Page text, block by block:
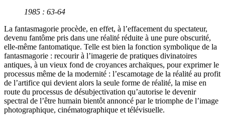
1985 : 63-64
La fantasmagorie procède, en effet, à l’effacement du spectateur,
devenu fantôme pris dans une réalité réduite à une pure obscurité,
elle-même fantomatique. Telle est bien la fonction symbolique de la
fantasmagorie : recourir à l’imagerie de pratiques divinatoires
antiques, à un vieux fond de croyances archaïques, pour exprimer le
processus même de la modernité : l’escamotage de la réalité au profit
de l’artifice qui devient alors la seule forme de réalité, la mise en
route du processus de désubjectivation qu’autorise le devenir
spectral de l’être humain bientôt annoncé par le triomphe de l’image
photographique, cinématographique et télévisuelle.